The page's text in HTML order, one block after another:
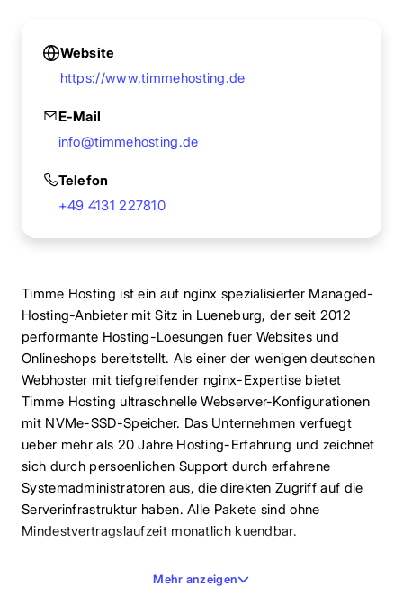
Website
https://www.timmehosting.de
E-Mail
info@timmehosting.de
Telefon
+49 4131 227810
Timme Hosting ist ein auf nginx spezialisierter Managed-
Hosting-Anbieter mit Sitz in Lueneburg, der seit 2012
performante Hosting-Loesungen fuer Websites und
Onlineshops bereitstellt. Als einer der wenigen deutschen
Webhoster mit tiefgreifender nginx-Expertise bietet
Timme Hosting ultraschnelle Webserver-Konfigurationen
mit NVMe-SSD-Speicher. Das Unternehmen verfuegt
ueber mehr als 20 Jahre Hosting-Erfahrung und zeichnet
sich durch persoenlichen Support durch erfahrene
Systemadministratoren aus, die direkten Zugriff auf die
Serverinfrastruktur haben. Alle Pakete sind ohne
Mindestvertragslaufzeit monatlich kuendbar.
Mehr anzeigen